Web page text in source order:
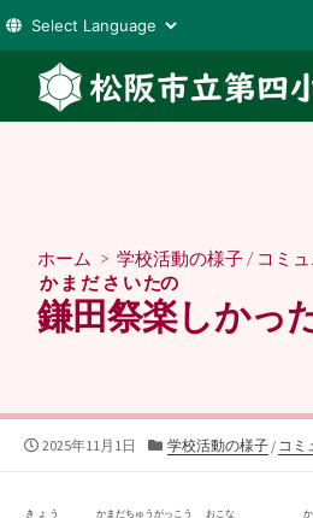
テ
ホーム > 学校活動の様子 / コミ
鎌田祭
かまださい
楽
たの
しかっ
公
2025年11月1日
カ
リ
学校活動の様子/ コミ
きょう かまだちゅうがっこう おこな